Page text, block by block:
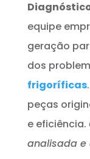
equipe
geração
dos
frigoríficas
peças
e eficiência.
analisada e